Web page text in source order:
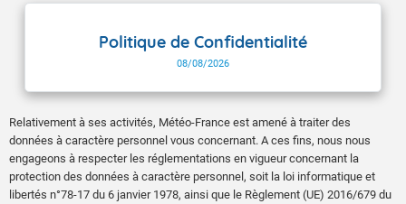
TOUS LES RÉSULTATS
Articles
Politique de Confidentialité
08/08/2026
Relativement à ses activités, Météo-France est amené à traiter des
données à caractère personnel vous concernant. A ces fins, nous nous
engageons à respecter les réglementations en vigueur concernant la
protection des données à caractère personnel, soit la loi informatique et
libertés n°78-17 du 6 janvier 1978, ainsi que le Règlement (UE) 2016/679 du